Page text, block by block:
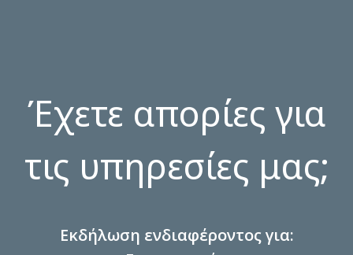
Έχετε απορίες για
τις υπηρεσίες μας;
Εκδήλωση ενδιαφέροντος για: